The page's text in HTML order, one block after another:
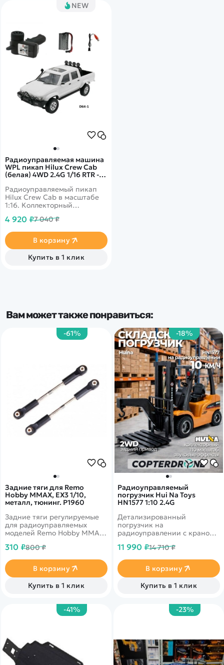
Доп.характеристики:
NEW
Радиоуправляемая машина
WPL пикап Hilux Crew Cab
(белая) 4WD 2.4G 1/16 RTR -
Радиоуправляемый пикап
Hilux Crew Cab в масштабе
1:16. Коллекторный
управления 2.4ГГц.
управление.
4 920 ₽7 040 ₽
В корзину
Купить в 1 клик
Вам может также понравиться:
-18%
Радиоуправляемый
погрузчик Hui Na Toys
HN1577 1:10 2.4G
Детализированный
погрузчик на
радиоуправлении с краном с
погрузчиком в комплекте.
перемещать тяжелые
предметы. Его подъемный
механизм, вилы и крюк
выполнены из металла
11 990 ₽14 710 ₽
В корзину
Купить в 1 клик
-61%
Задние тяги для Remo
Hobby MMAX, EX3 1/10,
металл, тюнинг. P1960
Задние тяги регулируемые
для радиоуправляемых
моделей Remo Hobby MMAX,
310 ₽800 ₽
В корзину
Купить в 1 клик
-41% -23%